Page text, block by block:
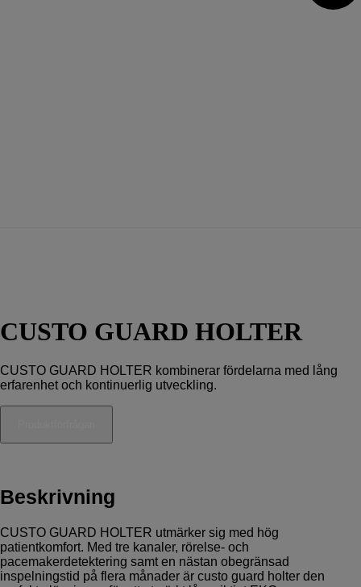
CUSTO GUARD HOLTER
CUSTO GUARD HOLTER kombinerar fördelarna med lång
erfarenhet och kontinuerlig utveckling.
Beskrivning
CUSTO GUARD HOLTER utmärker sig med hög
patientkomfort. Med tre kanaler, rörelse- och
pacemakerdetektering samt en nästan obegränsad
inspelningstid på flera månader är custo guard holter den